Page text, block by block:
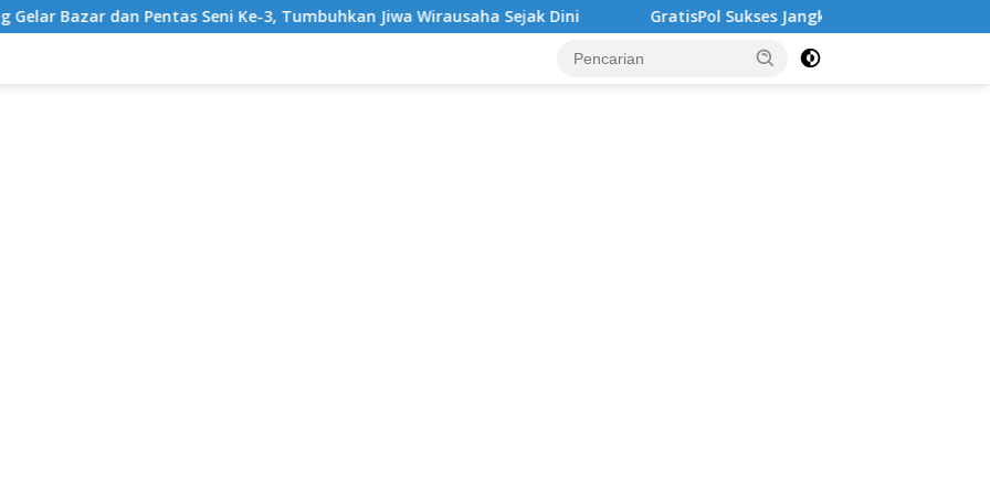
Seni Ke-3, Tumbuhkan Jiwa Wirausaha Sejak Dini GratisPol Sukses Jangkau Puluhan Ribu Mahasiswa, Kampus